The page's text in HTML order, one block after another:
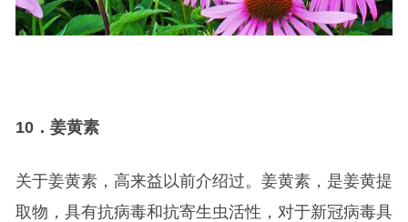
10．姜黄素
关于姜黄素，高来益以前介绍过。姜黄素，是姜黄提
取物，具有抗病毒和抗寄生虫活性，对于新冠病毒具